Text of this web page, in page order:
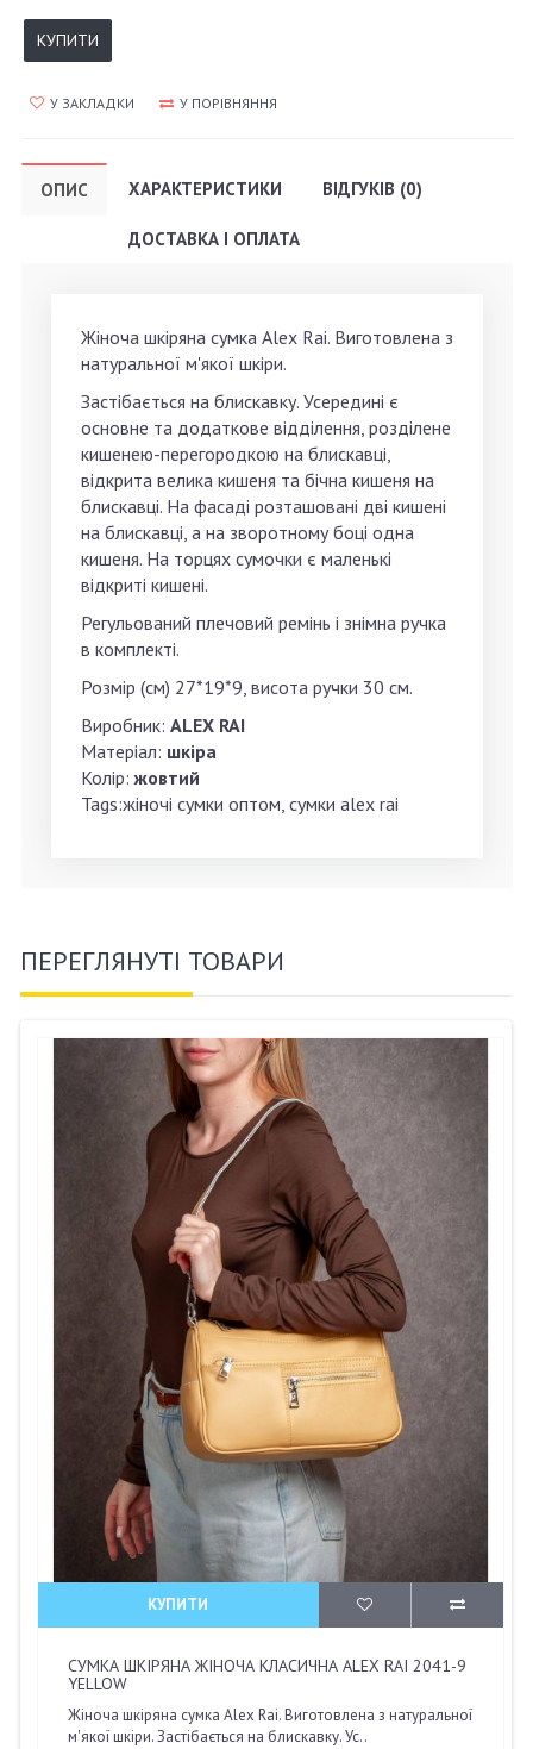
КУПИТИ
У ЗАКЛАДКИ У ПОРІВНЯННЯ
ОПИС ХАРАКТЕРИСТИКИ ВІДГУКІВ (0)
ДОСТАВКА І ОПЛАТА
Жіноча шкіряна сумка Alex Rai. Виготовлена з
натуральної м'якої шкіри.
Застібається на блискавку. Усередині є
основне та додаткове відділення, розділене
кишенею-перегородкою на блискавці,
відкрита велика кишеня та бічна кишеня на
блискавці. На фасаді розташовані дві кишені
на блискавці, а на зворотному боці одна
кишеня. На торцях сумочки є маленькі
відкриті кишені.
Регульований плечовий ремінь і знімна ручка
в комплекті.
Розмір (см) 27*19*9, висота ручки 30 см.
Виробник: ALEX RAI
Матеріал: шкіра
Колір: жовтий
Tags:жіночі сумки оптом, сумки alex rai
ПЕРЕГЛЯНУТІ ТОВАРИ
КУПИТИ
СУМКА ШКІРЯНА ЖІНОЧА КЛАСИЧНА ALEX RAI 2041-9
YELLOW
Жіноча шкіряна сумка Alex Rai. Виготовлена з натуральної
м'якої шкіри. Застібається на блискавку. Ус..